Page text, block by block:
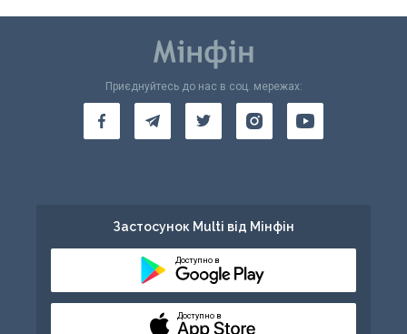
Приєднуйтесь до нас в соц. мережах:
Застосунок Multi від Мінфін
Доступно в
Доступно в